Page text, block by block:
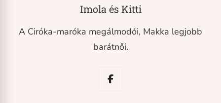
Imola és Kitti
A Ciróka-maróka megálmodói, Makka legjobb
barátnői.